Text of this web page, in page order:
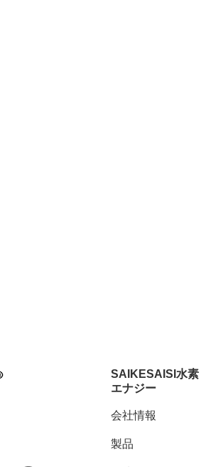
SAIKESAISI水素
エナジー
会社情報
製品